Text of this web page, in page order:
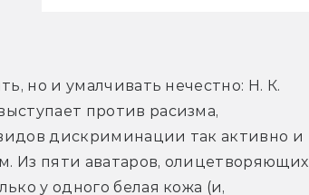
но и умалчивать нечестно: Н. К.
против расизма,
дискриминации так активно и
Из пяти аватаров, олицетворяющих
у одного белая кожа (и,